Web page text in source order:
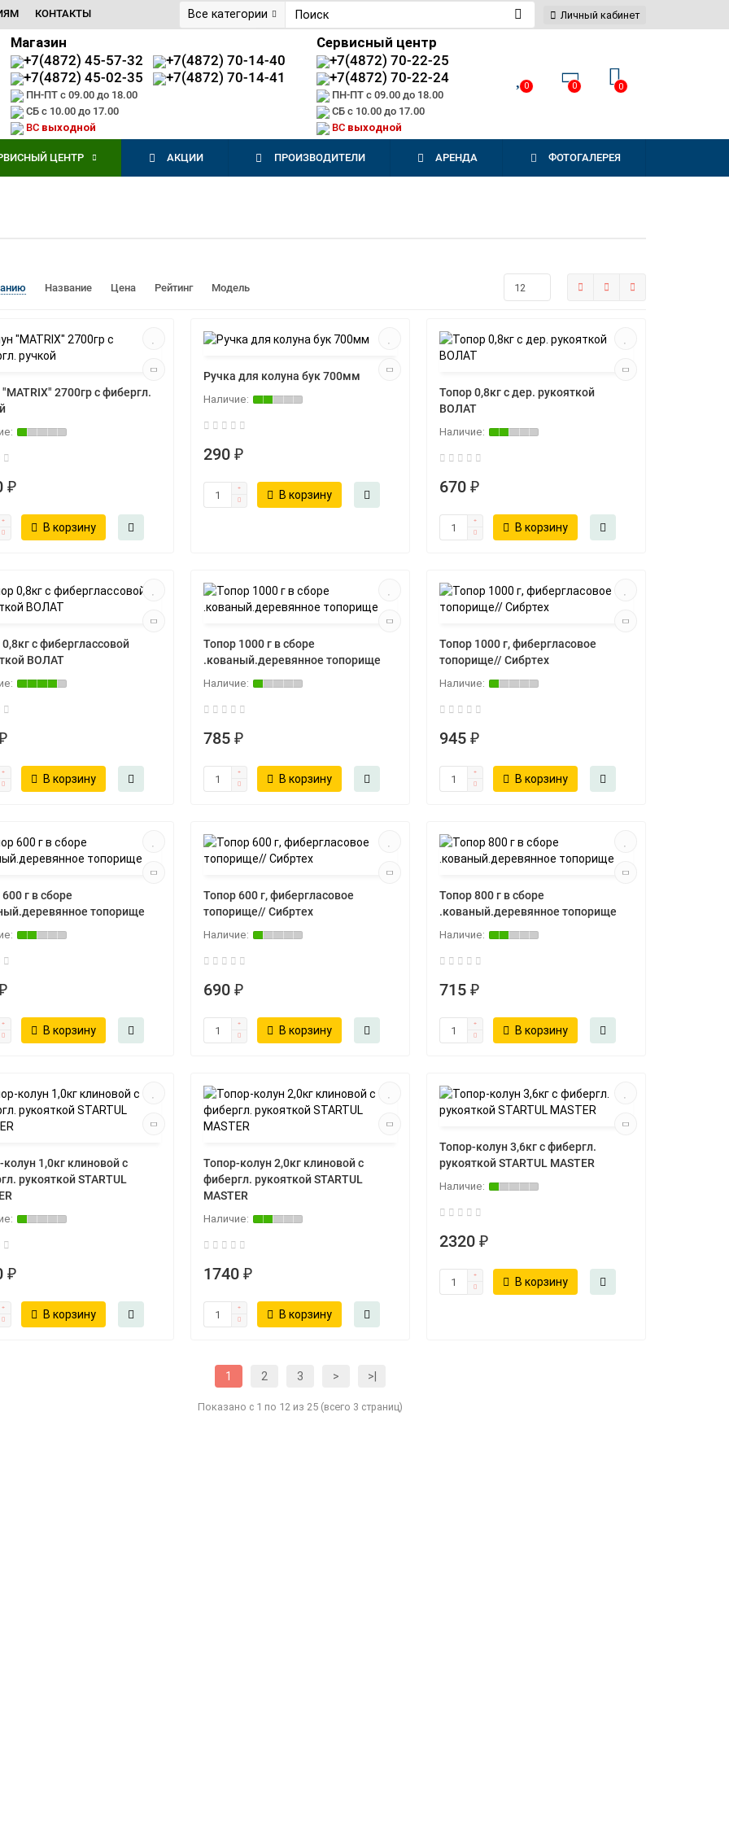
КОНТАКТЫ Все категории Личный кабинет
Магазин
+7(4872) 45-57-32
+7(4872) 70-14-40
+7(4872) 45-02-35
+7(4872) 70-14-41
ПН-ПТ с 09.00 до 18.00
СБ с 10.00 до 17.00
ВС выходной
Сервисный центр
+7(4872) 70-22-25
+7(4872) 70-22-24
ПН-ПТ с 09.00 до 18.00
СБ с 10.00 до 17.00
ВС выходной
0 0 0
ЦЕНТР АКЦИИ ПРОИЗВОДИТЕЛИ АРЕНДА ФОТОГАЛЕРЕЯ
Название Цена Рейтинг Модель
2700гр с фибергл.
₽
В корзину
Ручка для колуна бук 700мм
290 ₽
В корзину
Топор 0,8кг с дер. рукояткой
ВОЛАТ
670 ₽
В корзину
с фиберглассовой
ВОЛАТ
В корзину
Топор 1000 г в сборе
.кованый.деревянное топорище
785 ₽
В корзину
Топор 1000 г, фибергласовое
топорище// Сибртех
945 ₽
В корзину
г в сборе
топорище
В корзину
Топор 600 г, фибергласовое
топорище// Сибртех
690 ₽
В корзину
Топор 800 г в сборе
.кованый.деревянное топорище
715 ₽
В корзину
1,0кг клиновой с
рукояткой STARTUL
₽
В корзину
Топор-колун 2,0кг клиновой с
фибергл. рукояткой STARTUL
MASTER
1740 ₽
В корзину
Топор-колун 3,6кг с фибергл.
рукояткой STARTUL MASTER
2320 ₽
В корзину
1 2 3 > >|
Показано с 1 по 12 из 25 (всего 3 страниц)